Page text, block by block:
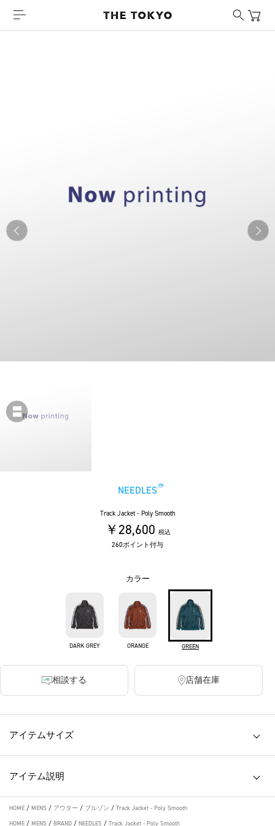
NEEDLES
Track Jacket - Poly Smooth
￥28,600 税込
260ポイント付与
カラー
DARK GREY ORANGE GREEN
相談する 店舗在庫
アイテムサイズ
アイテム説明
HOME / MENS / アウター / ブルゾン / Track Jacket - Poly Smooth
HOME / MENS / BRAND / NEEDLES / Track Jacket - Poly Smooth